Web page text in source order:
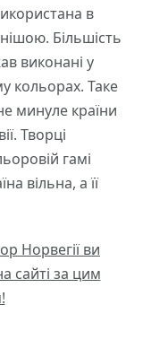
в
Більшість
виконані у
кольорах. Таке
минуле країни
Творці
гамі
вільна, а її
Норвегії ви
сайті за цим